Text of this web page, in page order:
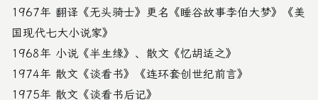
1967年 翻译《无头骑士》更名《睡谷故事李伯大梦》《美
国现代七大小说家》
1968年 小说《半生缘》、散文《忆胡适之》
1974年 散文《谈看书》《连环套创世纪前言》
1975年 散文《谈看书后记》